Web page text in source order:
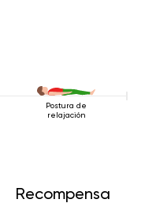
Postura de
relajación
Recompensa